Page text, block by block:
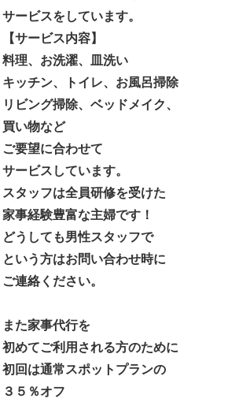
サービスをしています。
【サービス内容】
料理、お洗濯、皿洗い
キッチン、トイレ、お風呂掃除
リビング掃除、ベッドメイク、
買い物など
ご要望に合わせて
サービスしています。
スタッフは全員研修を受けた
家事経験豊富な主婦です！
どうしても男性スタッフで
という方はお問い合わせ時に
ご連絡ください。
また家事代行を
初めてご利用される方のために
初回は通常スポットプランの
３５％オフ